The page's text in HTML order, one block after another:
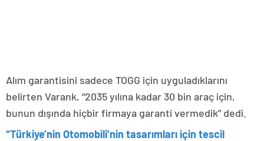
Alım garantisini sadece TOGG için uyguladıklarını
belirten Varank, “2035 yılına kadar 30 bin araç için,
bunun dışında hiçbir firmaya garanti vermedik” dedi.
“Türkiye’nin Otomobili’nin tasarımları için tescil